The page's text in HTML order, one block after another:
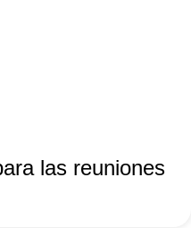
las reuniones